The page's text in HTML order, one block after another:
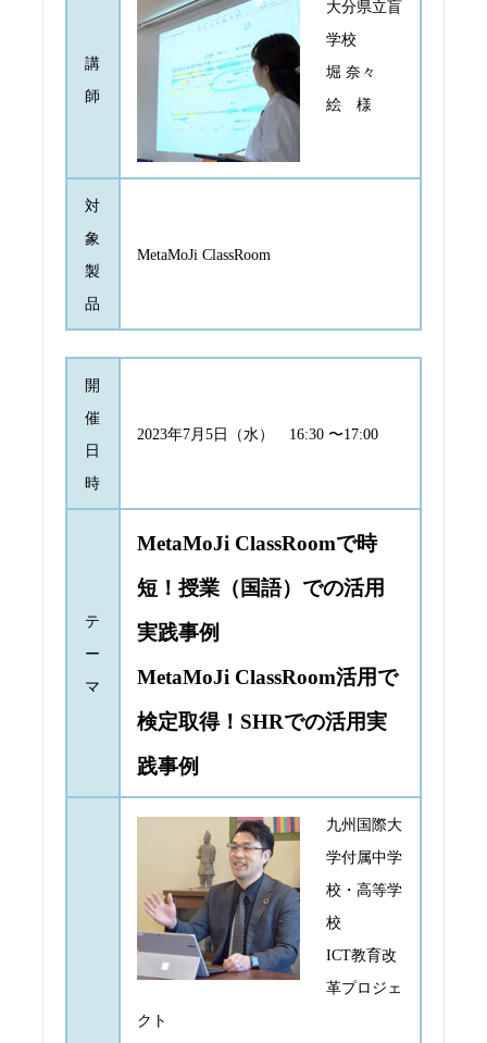
講
師
大分県立盲
学校
堀 奈々
絵 様
対
象
製
品
MetaMoJi ClassRoom
開
催
日
時
2023年7月5日（水） 16:30 〜17:00
テ
ー
マ
MetaMoJi ClassRoomで時
短！授業（国語）での活用
実践事例
MetaMoJi ClassRoom活用で
検定取得！SHRでの活用実
践事例
九州国際大
学付属中学
校・高等学
校
ICT教育改
革プロジェ
クト